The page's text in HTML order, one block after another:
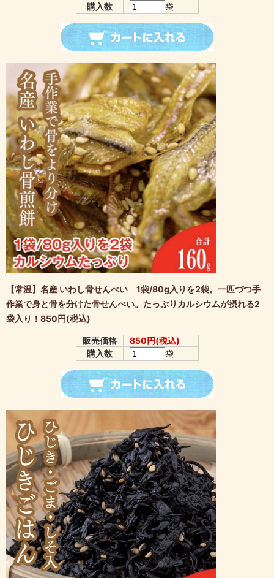
購入数
袋
【常温】名産 いわし骨せんべい 1袋/80g入りを2袋。一匹づつ手
作業で身と骨を分けた骨せんべい。たっぷりカルシウムが摂れる2
袋入り！850円(税込)
販売価格
850円(税込)
購入数
袋